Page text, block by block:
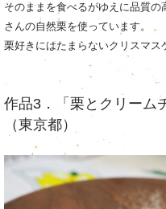
そのままを食べるがゆえに品質
さんの自然栗を使っています。
栗好きにはたまらないクリスマス
作品3．「栗とクリーム
（東京都）